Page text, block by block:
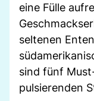
eine Fülle
seltenen
sind fünf
pulsierenden